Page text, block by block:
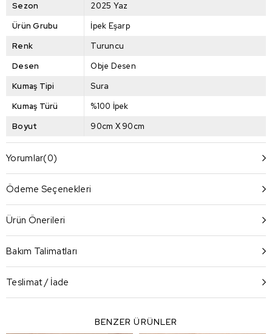
Sezon
2025 Yaz
Ürün Grubu
İpek Eşarp
Renk
Turuncu
Desen
Obje Desen
Kumaş Tipi
Sura
Kumaş Türü
%100 İpek
Boyut
90cm X 90cm
Yorumlar(0)
Ödeme Seçenekleri
Ürün Önerileri
Bakım Talimatları
Teslimat / İade
BENZER ÜRÜNLER